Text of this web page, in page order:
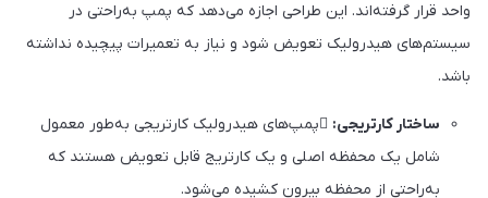
واحد قرار گرفته‌اند. این طراحی اجازه می‌دهد که پمپ به‌راحتی در
سیستم‌های هیدرولیک تعویض شود و نیاز به تعمیرات پیچیده نداشته
باشد.
ساختار کارتریجی:
پمپ‌های هیدرولیک کارتریجی به‌طور معمول
شامل یک محفظه اصلی و یک کارتریج قابل تعویض هستند که
به‌راحتی از محفظه بیرون کشیده می‌شود.